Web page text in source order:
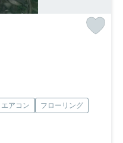
エアコン
フローリング